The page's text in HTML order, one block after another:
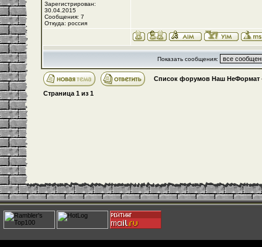
Зарегистрирован:
30.04.2015
Сообщения: 7
Откуда: россия
Показать сообщения:
Список форумов Наш НеФормат
Страница 1 из 1